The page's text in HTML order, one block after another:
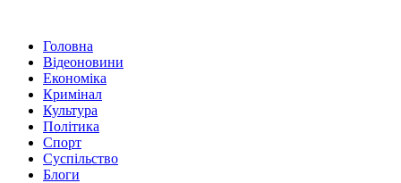
Головна
Відеоновини
Економіка
Кримінал
Культура
Політика
Спорт
Суспільство
Блоги